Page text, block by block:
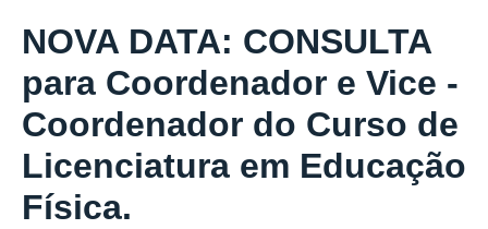
NOVA DATA: CONSULTA
para Coordenador e Vice -
Coordenador do Curso de
Licenciatura em Educação
Física.